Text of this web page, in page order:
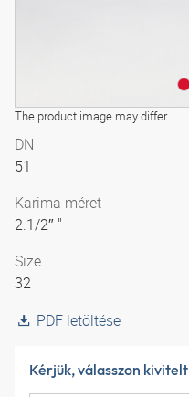
The product image may differ
DN
51
Karima méret
2.1/2″ "
Size
32
PDF letöltése
Kérjük, válasszon kivitelt